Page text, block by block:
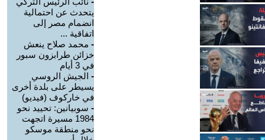
يتحدث عن احتمالية
انضمام مصر إلى
اتفاقية ...
- محمد صلاح ينعش
خزائن طرابزون سبور
في 3 أيام
- الجيش الروسي
يسيطر على بلدة أخرى
في خاركوف (فيديو)
- سوبيانين: تحييد نحو
1984 مسيرة اتجهت
نحو منطقة موسكو